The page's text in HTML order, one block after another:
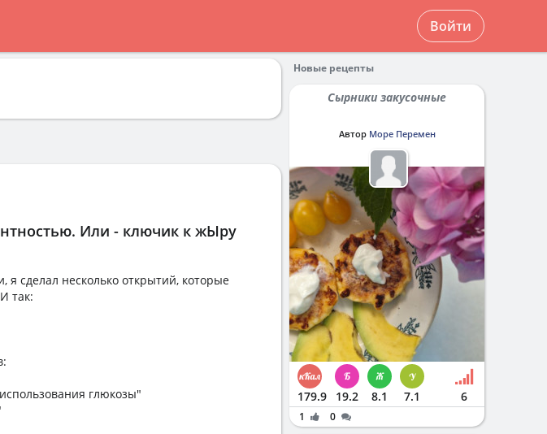
Войти
Или - ключик к жЫру
я сделал несколько открытий, которые
так:
глюкозы"
Новые рецепты
Сырники закусочные
Автор Море Перемен
179.9 19.2 8.1 7.1 6
1 0